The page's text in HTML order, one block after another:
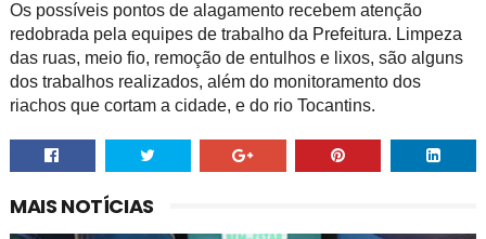
Os possíveis pontos de alagamento recebem atenção
redobrada pela equipes de trabalho da Prefeitura. Limpeza
das ruas, meio fio, remoção de entulhos e lixos, são alguns
dos trabalhos realizados, além do monitoramento dos
riachos que cortam a cidade, e do rio Tocantins.
MAIS NOTÍCIAS